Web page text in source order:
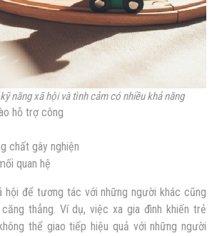
năng xã hội và tình cảm có nhiều khả năng
hỗ trợ công
chất gây nghiện
quan hệ
hội để tương tác với những người khác cũng
thẳng. Ví dụ, việc xa gia đình khiến trẻ
thể giao tiếp hiệu quả với những người